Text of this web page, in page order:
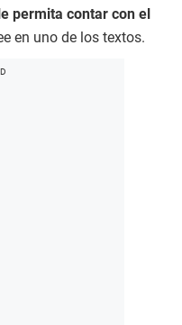
permita contar con el
en uno de los textos.